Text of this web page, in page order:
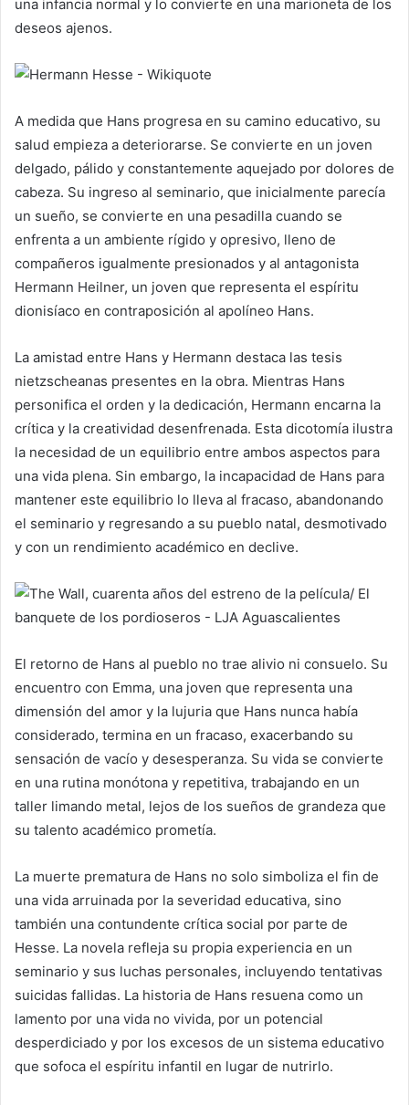
una infancia normal y lo convierte en una marioneta de los
deseos ajenos.
A medida que Hans progresa en su camino educativo, su
salud empieza a deteriorarse. Se convierte en un joven
delgado, pálido y constantemente aquejado por dolores de
cabeza. Su ingreso al seminario, que inicialmente parecía
un sueño, se convierte en una pesadilla cuando se
enfrenta a un ambiente rígido y opresivo, lleno de
compañeros igualmente presionados y al antagonista
Hermann Heilner, un joven que representa el espíritu
dionisíaco en contraposición al apolíneo Hans.
La amistad entre Hans y Hermann destaca las tesis
nietzscheanas presentes en la obra. Mientras Hans
personifica el orden y la dedicación, Hermann encarna la
crítica y la creatividad desenfrenada. Esta dicotomía ilustra
la necesidad de un equilibrio entre ambos aspectos para
una vida plena. Sin embargo, la incapacidad de Hans para
mantener este equilibrio lo lleva al fracaso, abandonando
el seminario y regresando a su pueblo natal, desmotivado
y con un rendimiento académico en declive.
El retorno de Hans al pueblo no trae alivio ni consuelo. Su
encuentro con Emma, una joven que representa una
dimensión del amor y la lujuria que Hans nunca había
considerado, termina en un fracaso, exacerbando su
sensación de vacío y desesperanza. Su vida se convierte
en una rutina monótona y repetitiva, trabajando en un
taller limando metal, lejos de los sueños de grandeza que
su talento académico prometía.
La muerte prematura de Hans no solo simboliza el fin de
una vida arruinada por la severidad educativa, sino
también una contundente crítica social por parte de
Hesse. La novela refleja su propia experiencia en un
seminario y sus luchas personales, incluyendo tentativas
suicidas fallidas. La historia de Hans resuena como un
lamento por una vida no vivida, por un potencial
desperdiciado y por los excesos de un sistema educativo
que sofoca el espíritu infantil en lugar de nutrirlo.